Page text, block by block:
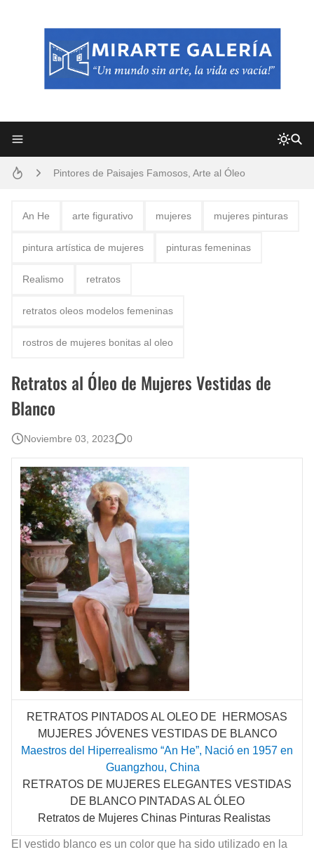
An He arte figurativo mujeres mujeres pinturas
pintura artística de mujeres pinturas femeninas
Realismo retratos
retratos oleos modelos femeninas
rostros de mujeres bonitas al oleo
Retratos al Óleo de Mujeres Vestidas de
Blanco
Noviembre 03, 2023 0
RETRATOS PINTADOS AL OLEO DE HERMOSAS
MUJERES JÓVENES VESTIDAS DE BLANCO
Maestros del Hiperrealismo “An He”, Nació en 1957 en
Guangzhou, China
RETRATOS DE MUJERES ELEGANTES VESTIDAS
DE BLANCO PINTADAS AL ÓLEO
Retratos de Mujeres Chinas Pinturas Realistas
El vestido blanco es un color que ha sido utilizado en la